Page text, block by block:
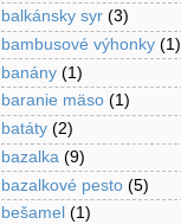
balkánsky syr (3)
bambusové výhonky (1)
banány (1)
baranie mäso (1)
batáty (2)
bazalka (9)
bazalkové pesto (5)
bešamel (1)